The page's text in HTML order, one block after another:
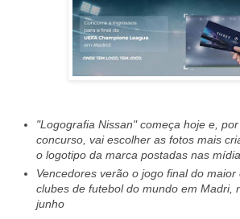
"Logografia Nissan" começa hoje e,
concurso, vai escolher as fotos mais
o logotipo da marca postadas nas
Vencedores verão o jogo final do
clubes de futebol do mundo em Madri,
junho